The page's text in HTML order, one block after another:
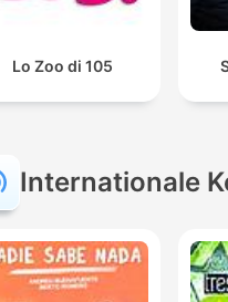
Lo Zoo di 105
Internationale